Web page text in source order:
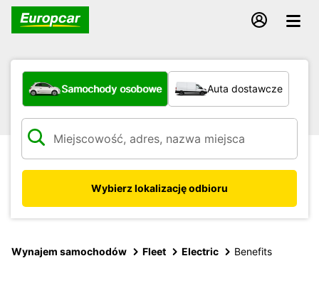
Jaki typ pojazdu?
Samochody osobowe Auta dostawcze
Wybierz lokalizację odbioru
Wynajem samochodów Fleet Electric Benefits